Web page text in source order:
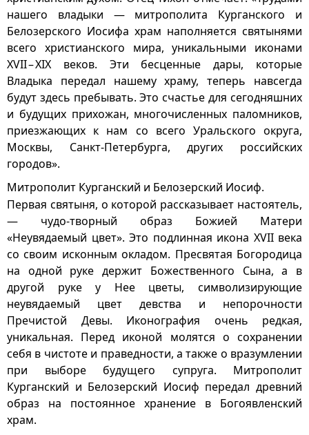
нашего владыки — митрополита Курганского и
Белозерского Иосифа храм наполняется святынями
всего христианского мира, уникальными иконами
ХVII – XIХ веков. Эти бесценные дары, которые
Владыка передал нашему храму, теперь навсегда
будут здесь пребывать. Это счастье для сегодняшних
и будущих прихожан, многочисленных паломников,
приезжающих к нам со всего Уральского округа,
Москвы, Санкт-Петербурга, других российских
городов».
Митрополит Курганский и Белозерский Иосиф.
Первая святыня, о которой рассказывает настоятель,
— чудо-творный образ Божией Матери
«Неувядаемый цвет». Это подлинная икона ХVII века
со своим исконным окладом. Пресвятая Богородица
на одной руке держит Божественного Сына, а в
другой руке у Нее цветы, символизирующие
неувядаемый цвет девства и непорочности
Пречистой Девы. Иконография очень редкая,
уникальная. Перед иконой молятся о сохранении
себя в чистоте и праведности, а также о вразумлении
при выборе будущего супруга. Митрополит
Курганский и Белозерский Иосиф передал древний
образ на постоянное хранение в Богоявленский
храм.